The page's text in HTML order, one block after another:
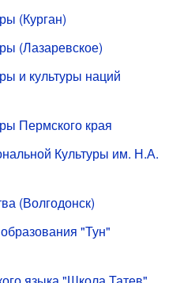
(Курган)
(Лазаревское)
и культуры наций
Пермского края
Культуры им. Н.А.
(Волгодонск)
"Тун"